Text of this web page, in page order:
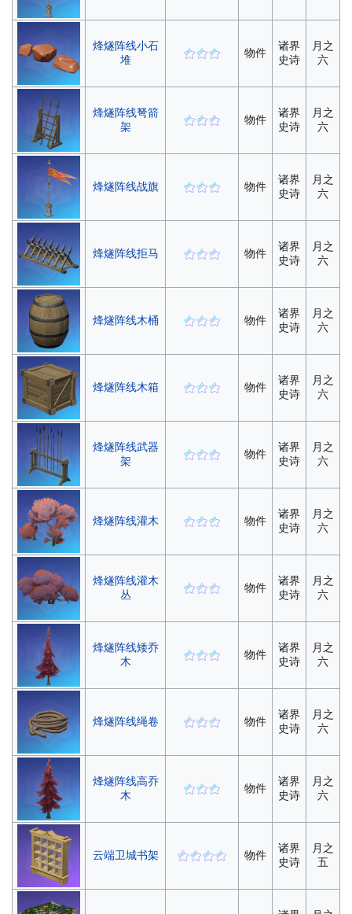
烽燧阵线小石
堆
物件
诸界
史诗
月之
六
烽燧阵线弩箭
架
物件
诸界
史诗
月之
六
烽燧阵线战旗 物件
诸界
史诗
月之
六
烽燧阵线拒马 物件
诸界
史诗
月之
六
烽燧阵线木桶 物件
诸界
史诗
月之
六
烽燧阵线木箱 物件
诸界
史诗
月之
六
烽燧阵线武器
架
物件
诸界
史诗
月之
六
烽燧阵线灌木 物件
诸界
史诗
月之
六
烽燧阵线灌木
丛
物件
诸界
史诗
月之
六
烽燧阵线矮乔
木
物件
诸界
史诗
月之
六
烽燧阵线绳卷 物件
诸界
史诗
月之
六
烽燧阵线高乔
木
物件
诸界
史诗
月之
六
云端卫城书架 物件
诸界
史诗
月之
五